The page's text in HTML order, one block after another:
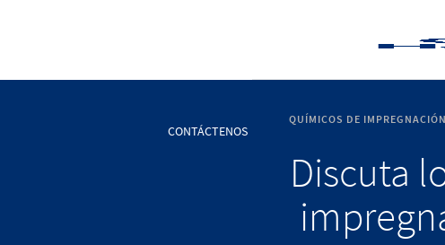
QUÍMICOS DE IMPREGNACIÓN
CONTÁCTENOS
Discuta